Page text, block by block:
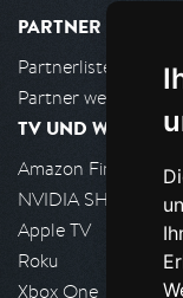
PARTNER
Partnerliste
Partner werden
TV UND
Amazon FireTV
NVIDIA SHIELD,
Apple TV
Roku
Xbox One